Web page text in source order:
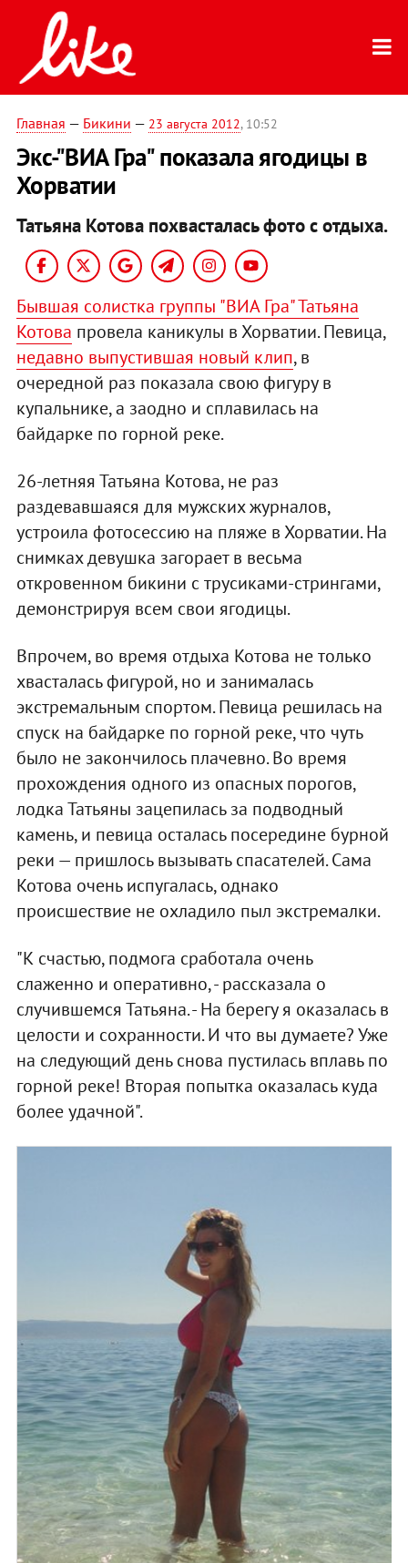
Главная — Бикини — 23 августа 2012, 10:52
Экс-"ВИА Гра" показала ягодицы в
Хорватии
Татьяна Котова похвасталась фото с отдыха.
Бывшая солистка группы "ВИА Гра" Татьяна
Котова провела каникулы в Хорватии. Певица,
недавно выпустившая новый клип, в
очередной раз показала свою фигуру в
купальнике, а заодно и сплавилась на
байдарке по горной реке.
26-летняя Татьяна Котова, не раз
раздевавшаяся для мужских журналов,
устроила фотосессию на пляже в Хорватии. На
снимках девушка загорает в весьма
откровенном бикини с трусиками-стрингами,
демонстрируя всем свои ягодицы.
Впрочем, во время отдыха Котова не только
хвасталась фигурой, но и занималась
экстремальным спортом. Певица решилась на
спуск на байдарке по горной реке, что чуть
было не закончилось плачевно. Во время
прохождения одного из опасных порогов,
лодка Татьяны зацепилась за подводный
камень, и певица осталась посередине бурной
реки — пришлось вызывать спасателей. Сама
Котова очень испугалась, однако
происшествие не охладило пыл экстремалки.
"К счастью, подмога сработала очень
слаженно и оперативно, - рассказала о
случившемся Татьяна. - На берегу я оказалась в
целости и сохранности. И что вы думаете? Уже
на следующий день снова пустилась вплавь по
горной реке! Вторая попытка оказалась куда
более удачной".